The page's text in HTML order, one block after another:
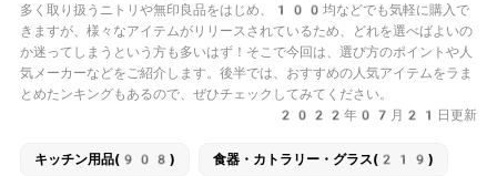
多く取り扱うニトリや無印良品をはじめ、100均などでも気軽に購入で
きますが、様々なアイテムがリリースされているため、どれを選べばよいの
か迷ってしまうという方も多いはず！そこで今回は、選び方のポイントや人
気メーカーなどをご紹介します。後半では、おすすめの人気アイテムをラま
とめたンキングもあるので、ぜひチェックしてみてください。
2022年07月21日更新
キッチン用品(908) 食器・カトラリー・グラス(219)